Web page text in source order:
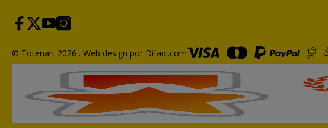
© Totenart 2026 . Web design por Difadi.com